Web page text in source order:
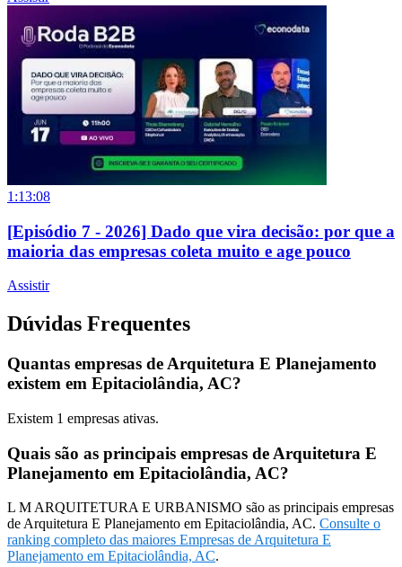
1:13:08
[Episódio 7 - 2026] Dado que vira decisão: por que a
maioria das empresas coleta muito e age pouco
Assistir
Dúvidas Frequentes
Quantas empresas de Arquitetura E Planejamento
existem em Epitaciolândia, AC?
Existem 1 empresas ativas.
Quais são as principais empresas de Arquitetura E
Planejamento em Epitaciolândia, AC?
L M ARQUITETURA E URBANISMO são as principais empresas
de Arquitetura E Planejamento em Epitaciolândia, AC. Consulte o
ranking completo das maiores Empresas de Arquitetura E
Planejamento em Epitaciolândia, AC.